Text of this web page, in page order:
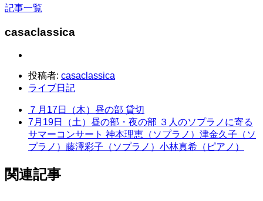
記事一覧
casaclassica
投稿者: casaclassica
ライブ日記
７月17日（木）昼の部 貸切
7月19日（土）昼の部・夜の部 ３人のソプラノに寄る
サマーコンサート 神本理恵（ソプラノ）津金久子（ソ
プラノ）藤澤彩子（ソプラノ）小林真希（ピアノ）
関連記事